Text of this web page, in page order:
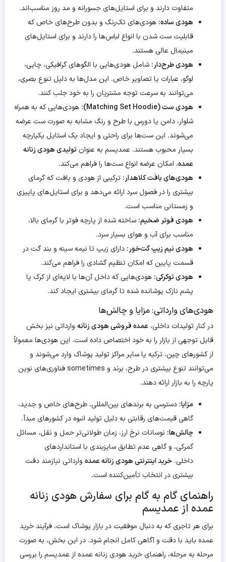
متفاوت دارند و برای استایل‌های جسورانه و مد روز مناسب‌اند.
هودی ساده: هودی‌های تک‌رنگ و بدون طرح‌های خاص که
قابلیت ست شدن با انواع لباس‌ها را دارند و برای استایل‌های
مینیمال عالی هستند.
هودی طرح‌دار: شامل هودی‌هایی با الگوهای گرافیکی، چاپی،
لوگو، عبارات یا تصاویر خاص. این مدل‌ها به دلیل تنوع بصری،
می‌توانند به سرعت توجه مشتریان را به خود جلب کنند.
هودی ست (Matching Set Hoodie):
هودی‌هایی که به همراه
شلوار، دامن یا دورس با طرح و رنگ مشابه به صورت ست عرضه
می‌شوند. این ست‌ها برای راحتی و ایجاد یک استایل یکپارچه
بسیار محبوب هستند. عمدیسم به عنوان تولیدی هودی زنانه
عمده، امکان عرضه انواع ست‌ها را فراهم می‌کند.
هودی‌های بافت کلاهدار: ترکیبی از هودی و بافت که گرمای
بیشتری را در فصول سرد ارائه می‌دهد و برای استایل‌های پاییزی
و زمستانی مناسب است.
هودی فوتر ضخیم: ساخته شده از پارچه فوتر با گرمای بالا،
مناسب برای آب و هوای بسیار سرد.
هودی نیم زیپ گت‌خور: دارای زیپ تا نیمه سینه و بند گت در
قسمت پایین که امکان تنظیم گشادی را فراهم می‌کند.
هودی توکرکی: هودی‌هایی که داخل آن‌ها با لایه‌ای از کرک یا
پشم نازک پوشانده شده تا گرمای بیشتری ایجاد کند.
هودی‌های وارداتی: مزایا و چالش‌ها
در کنار تولیدات داخلی، عمده فروشی هودی زنانه وارداتی نیز بخش
قابل توجهی از بازار را به خود اختصاص داده است. این هودی‌ها معمولاً
از کشورهای چین، ترکیه یا سایر مراکز تولید پوشاک وارد می‌شوند و
می‌توانند تنوع بیشتری در طرح، برند و sometimes فناوری‌های نوین
پارچه را به بازار ارائه دهند.
مزایا: دسترسی به برندهای بین‌المللی، طرح‌های خاص و جدید،
گاهی قیمت‌های رقابتی به دلیل تولید انبوه در کشورهای مبدأ.
چالش‌ها: نوسانات نرخ ارز، زمان طولانی‌تر حمل و نقل، مسائل
گمرکی، و گاهی عدم تطابق سایزبندی با استانداردهای
داخلی. خرید اینترنتی هودی زنانه عمده وارداتی نیازمند دقت
بیشتری در انتخاب تأمین‌کننده است.
راهنمای گام به گام برای سفارش هودی زنانه
عمده از عمدیسم
برای هر تاجری که به دنبال موفقیت در بازار پوشاک است، فرآیند خرید
عمده باید با دقت و آگاهی کامل انجام شود. در این بخش، به صورت
مرحله به مرحله، راهنمای خرید هودی زنانه عمده از عمدیسم را بررسی